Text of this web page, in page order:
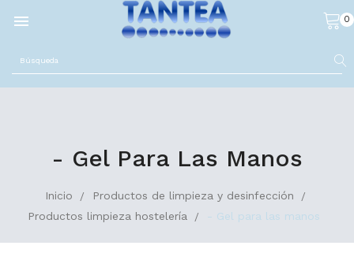
 0
- Gel Para Las Manos
Inicio
Productos de limpieza y desinfección
Productos limpieza hostelería
- Gel para las manos